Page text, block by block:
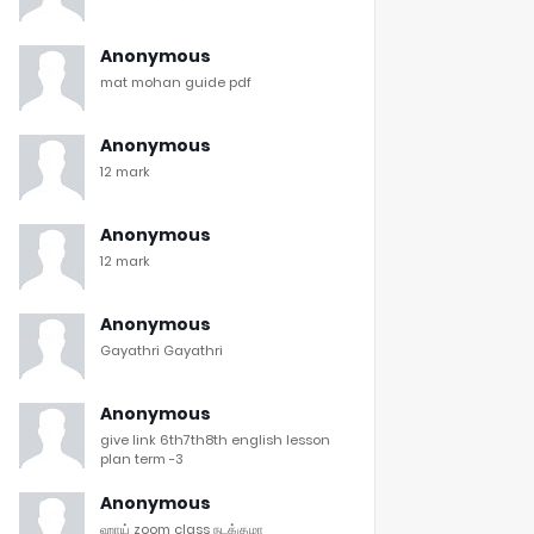
Anonymous
mat mohan guide pdf
Anonymous
12 mark
Anonymous
12 mark
Anonymous
Gayathri Gayathri
Anonymous
give link 6th7th8th english lesson
plan term -3
Anonymous
ஹாய் zoom class நடக்குமா